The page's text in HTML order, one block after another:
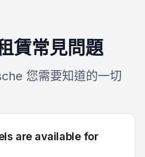
賃常見問題
您需要知道的一切
are available for